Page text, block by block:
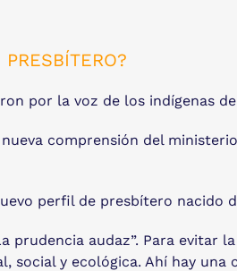
por la voz de los indígenas
comprensión del
perfil de presbítero nacido
prudencia audaz”. Para evitar
social y ecológica. Ahí hay una